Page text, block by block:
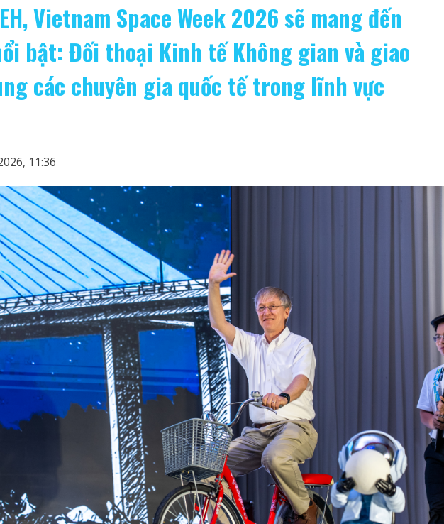
Vietnam Space Week 2026 sẽ mang đến
bật: Đối thoại Kinh tế Không gian và giao
các chuyên gia quốc tế trong lĩnh vực
11:36